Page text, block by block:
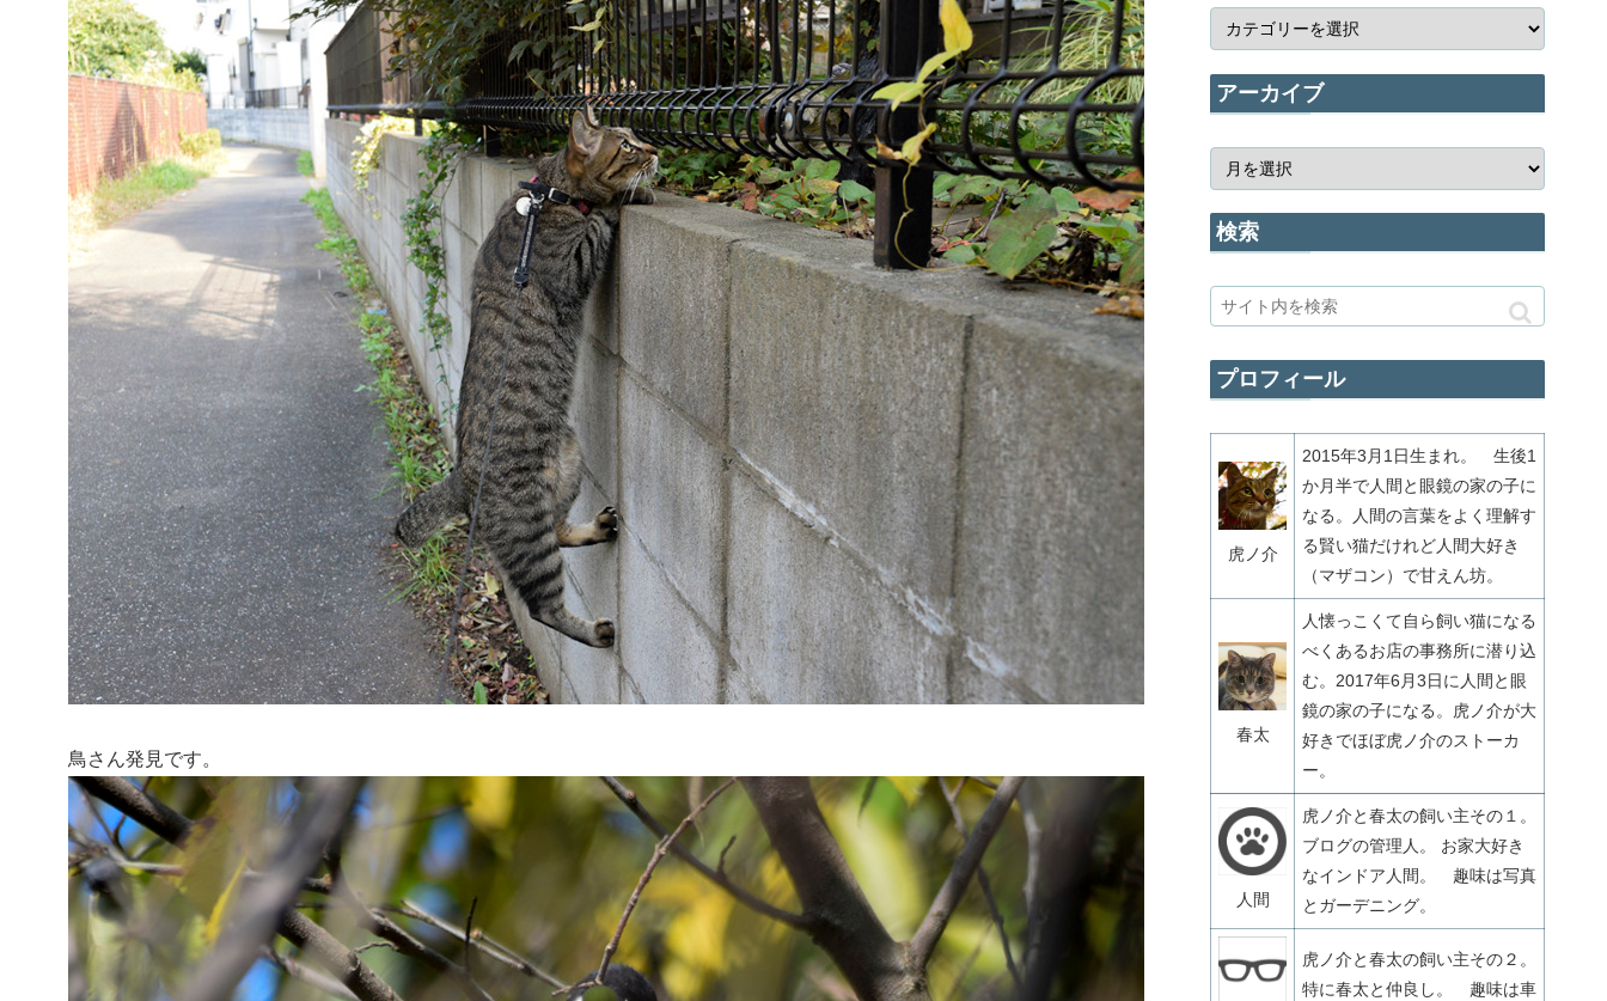
鳥さん発見です。
アーカイブ
検索
プロフィール
虎ノ介
2015年3月1日生まれ。 生後1
か月半で人間と眼鏡の家の子に
なる。人間の言葉をよく理解す
る賢い猫だけれど人間大好き
（マザコン）で甘えん坊。
春太
人懐っこくて自ら飼い猫になる
べくあるお店の事務所に潜り込
む。2017年6月3日に人間と眼
鏡の家の子になる。虎ノ介が大
好きでほぼ虎ノ介のストーカ
ー。
人間
虎ノ介と春太の飼い主その１。
ブログの管理人。 お家大好き
なインドア人間。 趣味は写真
とガーデニング。
虎ノ介と春太の飼い主その２。
特に春太と仲良し。 趣味は車